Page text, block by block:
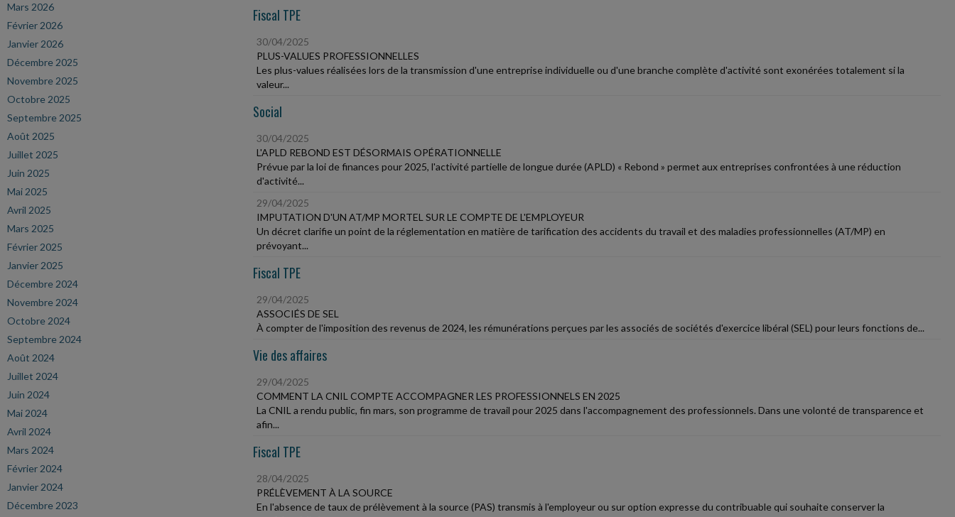
Mars 2026
Février 2026
Janvier 2026
Décembre 2025
Novembre 2025
Octobre 2025
Septembre 2025
Août 2025
Juillet 2025
Juin 2025
Mai 2025
Avril 2025
Mars 2025
Février 2025
Janvier 2025
Décembre 2024
Novembre 2024
Octobre 2024
Septembre 2024
Août 2024
Juillet 2024
Juin 2024
Mai 2024
Avril 2024
Mars 2024
Février 2024
Janvier 2024
Décembre 2023
Fiscal TPE
30/04/2025
PLUS-VALUES PROFESSIONNELLES
Les plus-values réalisées lors de la transmission d'une entreprise individuelle ou d'une branche complète d'activité sont exonérées totalement si la
valeur...
Social
30/04/2025
L'APLD REBOND EST DÉSORMAIS OPÉRATIONNELLE
Prévue par la loi de finances pour 2025, l'activité partielle de longue durée (APLD) « Rebond » permet aux entreprises confrontées à une réduction
d'activité...
29/04/2025
IMPUTATION D'UN AT/MP MORTEL SUR LE COMPTE DE L'EMPLOYEUR
Un décret clarifie un point de la réglementation en matière de tarification des accidents du travail et des maladies professionnelles (AT/MP) en
prévoyant...
Fiscal TPE
29/04/2025
ASSOCIÉS DE SEL
À compter de l'imposition des revenus de 2024, les rémunérations perçues par les associés de sociétés d'exercice libéral (SEL) pour leurs fonctions de...
Vie des affaires
29/04/2025
COMMENT LA CNIL COMPTE ACCOMPAGNER LES PROFESSIONNELS EN 2025
La CNIL a rendu public, fin mars, son programme de travail pour 2025 dans l'accompagnement des professionnels. Dans une volonté de transparence et
afin...
Fiscal TPE
28/04/2025
PRÉLÈVEMENT À LA SOURCE
En l'absence de taux de prélèvement à la source (PAS) transmis à l'employeur ou sur option expresse du contribuable qui souhaite conserver la